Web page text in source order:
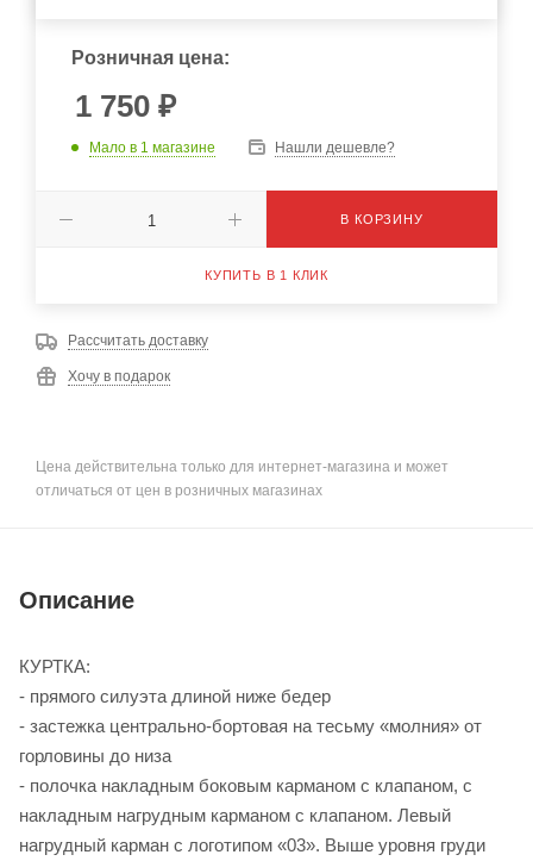
Розничная цена:
1 750 ₽
Мало в 1 магазине Нашли дешевле?
В КОРЗИНУ
КУПИТЬ В 1 КЛИК
Рассчитать доставку
Хочу в подарок
Цена действительна только для интернет-магазина и может
отличаться от цен в розничных магазинах
Описание
КУРТКА:
- прямого силуэта длиной ниже бедер
- застежка центрально-бортовая на тесьму «молния» от
горловины до низа
- полочка накладным боковым карманом с клапаном, с
накладным нагрудным карманом с клапаном. Левый
нагрудный карман с логотипом «03». Выше уровня груди